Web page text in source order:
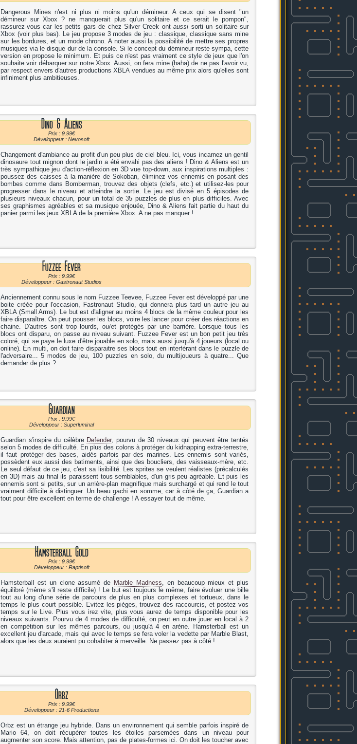
Dangerous Mines n'est ni plus ni moins qu'un démineur. A ceux qui se disent "un
démineur sur Xbox ? ne manquerait plus qu'un solitaire et ce serait le pompon",
rassurez-vous car les petits gars de chez Silver Creek ontaussi sorti un solitaire sur
Xbox (voir plus bas). Le jeu propose 3 modes de jeu : classique, classique sans mine
sur les bordures, et un mode chrono. A noter aussi la possibilité de mettre ses propres
musiques via le disque dur de la console. Si le concept du démineur reste sympa, cette
version en propose le minimum. Et puis ce n'est pas vraiment ce style de jeux que l'on
souhaite voir débarquer sur notre Xbox. Aussi, on fera mine (haha) de ne pas l'avoir vu,
par respect envers d'autres productions XBLA vendues au même prix alors qu'elles sont
infiniment plus ambitieuses.
Dino & Aliens
Prix : 9.99€
Développeur : Nevosoft
Changement d'ambiance au profit d'un peu plus de ciel bleu. Ici, vous incarnez un gentil
dinosaure tout mignon dont le jardin a été envahi pas des aliens ! Dino & Aliens est un
très sympathique jeu d'action-réflexion en 3D vue top-down, aux inspirations multiples :
poussez des caisses à la manière de Sokoban, éliminez vos ennemis en posant des
bombes comme dans Bomberman, trouvez des objets (clefs, etc.) et utilisez-les pour
progresser dans le niveau et atteindre la sortie. Le jeu est divisé en 5 épisodes de
plusieurs niveaux chacun, pour un total de 35 puzzles de plus en plus difficiles. Avec
ses graphismes agréables et sa musique enjouée, Dino & Aliens fait partie du haut du
panier parmi les jeux XBLA de la première Xbox. A ne pas manquer !
Fuzzee Fever
Prix : 9.99€
Développeur : Gastronaut Studios
Anciennement connu sous le nom Fuzzee Teevee, Fuzzee Fever est développé par une
boite créée pour l'occasion, Fastronaut Studio, qui donnera plus tard un autre jeu au
XBLA (Small Arms). Le but est d'aligner au moins 4 blocs de la même couleur pour les
faire disparaître. On peut pousser les blocs, voire les lancer pour créer des réactions en
chaine. D'autres sont trop lourds, ou/et protégés par une barrière. Lorsque tous les
blocs ont disparu, on passe au niveau suivant. Fuzzee Fever est un bon petit jeu très
coloré, qui se paye le luxe d'être jouable en solo, mais aussi jusqu'à 4 joueurs (local ou
online). En multi, on doit faire disparaitre ses blocs tout en interférant dans le puzzle de
l'adversaire... 5 modes de jeu, 100 puzzles en solo, du multijoueurs à quatre... Que
demander de plus ?
Guardian
Prix : 9.99€
Développeur : Superluminal
Guardian s'inspire du célèbre Defender, pourvu de 30 niveaux qui peuvent être tentés
selon 5 modes de difficulté. En plus des colons à protéger du kidnapping extra-terrestre,
il faut protéger des bases, aidés parfois par des marines. Les ennemis sont variés,
possèdent eux aussi des batiments, ainsi que des boucliers, des vaisseaux-mère, etc.
Le seul défaut de ce jeu, c'est sa lisibilité. Les sprites se veulent réalistes (précalculés
en 3D) mais au final ils paraissent tous semblables, d'un gris peu agréable. Et puis les
ennemis sont si petits, sur un arrière-plan magnifique mais surchargé et qui rend le tout
vraiment difficile à distinguer. Un beau gachi en somme, car à côté de ça, Guardian a
tout pour être excellent en terme de challenge ! A essayer tout de même.
Hamsterball Gold
Prix : 9.99€
Développeur : Raptisoft
Hamsterball est un clone assumé de Marble Madness, en beaucoup mieux et plus
équilibré (même s'il reste difficile) ! Le but est toujours le même, faire évoluer une bille
tout au long d'une série de parcours de plus en plus complexes et tortueux, dans le
temps le plus court possible. Evitez les pièges, trouvez des raccourcis, et postez vos
temps sur le Live. Plus vous irez vite, plus vous aurez de temps disponible pour les
niveaux suivants. Pourvu de 4 modes de difficulté, on peut en outre jouer en local à 2
en compétition sur les mêmes parcours, ou jusqu'à 4 en arène. Hamsterball est un
excellent jeu d'arcade, mais qui avec le temps se fera voler la vedette par Marble Blast,
alors que les deux auraient pu cohabiter à merveille. Ne passez pas à côté !
Orbz
Prix : 9.99€
Développeur : 21-6 Productions
Orbz est un étrange jeu hybride. Dans un environnement qui semble parfois inspiré de
Mario 64, on doit récupérer toutes les étoiles parsemées dans un niveau pour
augmenter son score. Mais attention, pas de plates-formes ici. On doit les toucher avec